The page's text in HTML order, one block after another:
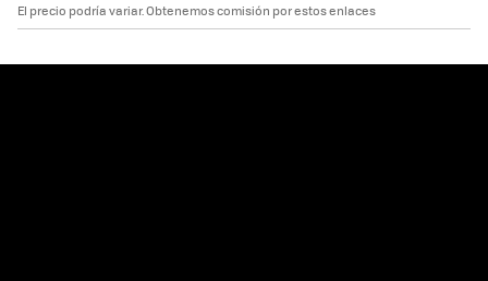
El precio podría variar. Obtenemos comisión por estos enlaces